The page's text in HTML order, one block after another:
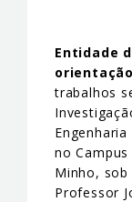
Entidade
trabalhos
no
Minho,
Professor